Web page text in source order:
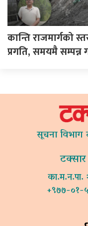
कान्ति राजमार्गको
प्रगति, समयमै सम्पन्न
सूचना विभाग
का.म.न.पा.
+९७७-०१-